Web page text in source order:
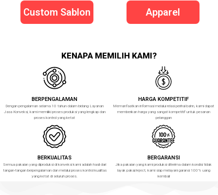
Custom Sablon Apparel
KENAPA MEMILIH KAMI?
BERPENGALAMAN
Dengan pengalaman selama 10 tahun dalam bidang Layanan
Jasa Konveksi, kami memiliki proses produksi yang lengkap dan
proses kontrol yang ketat
HARGA KOMPETITIF
Memanfaatkan informasi melalui relasi perihal bahn, kami dapat
memberikan harga yang sangat kompetitif untuk pesanan
pelanggan
BERKUALITAS
Semua pakaian yang diproduksi di konveksi kami adalah hasil dari
tangan-tangan berpengalaman dan melalui proses kontrol kualitas
yang ketat di seluruh proses.
BERGARANSI
Jika pakaian yang kami produksi diterima dalam kondisi tidak
layak pakai/reject, kami siap melayani garansi 100% uang
kembali